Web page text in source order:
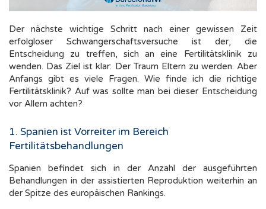
Der nächste wichtige Schritt nach einer gewissen Zeit
erfolgloser Schwangerschaftsversuche ist der, die
Entscheidung zu treffen, sich an eine Fertilitätsklinik zu
wenden. Das Ziel ist klar: Der Traum Eltern zu werden. Aber
Anfangs gibt es viele Fragen. Wie finde ich die richtige
Fertilitätsklinik? Auf was sollte man bei dieser Entscheidung
vor Allem achten?
1. Spanien ist Vorreiter im Bereich
Fertilitätsbehandlungen
Spanien befindet sich in der Anzahl der ausgeführten
Behandlungen in der assistierten Reproduktion weiterhin an
der Spitze des europäischen Rankings.